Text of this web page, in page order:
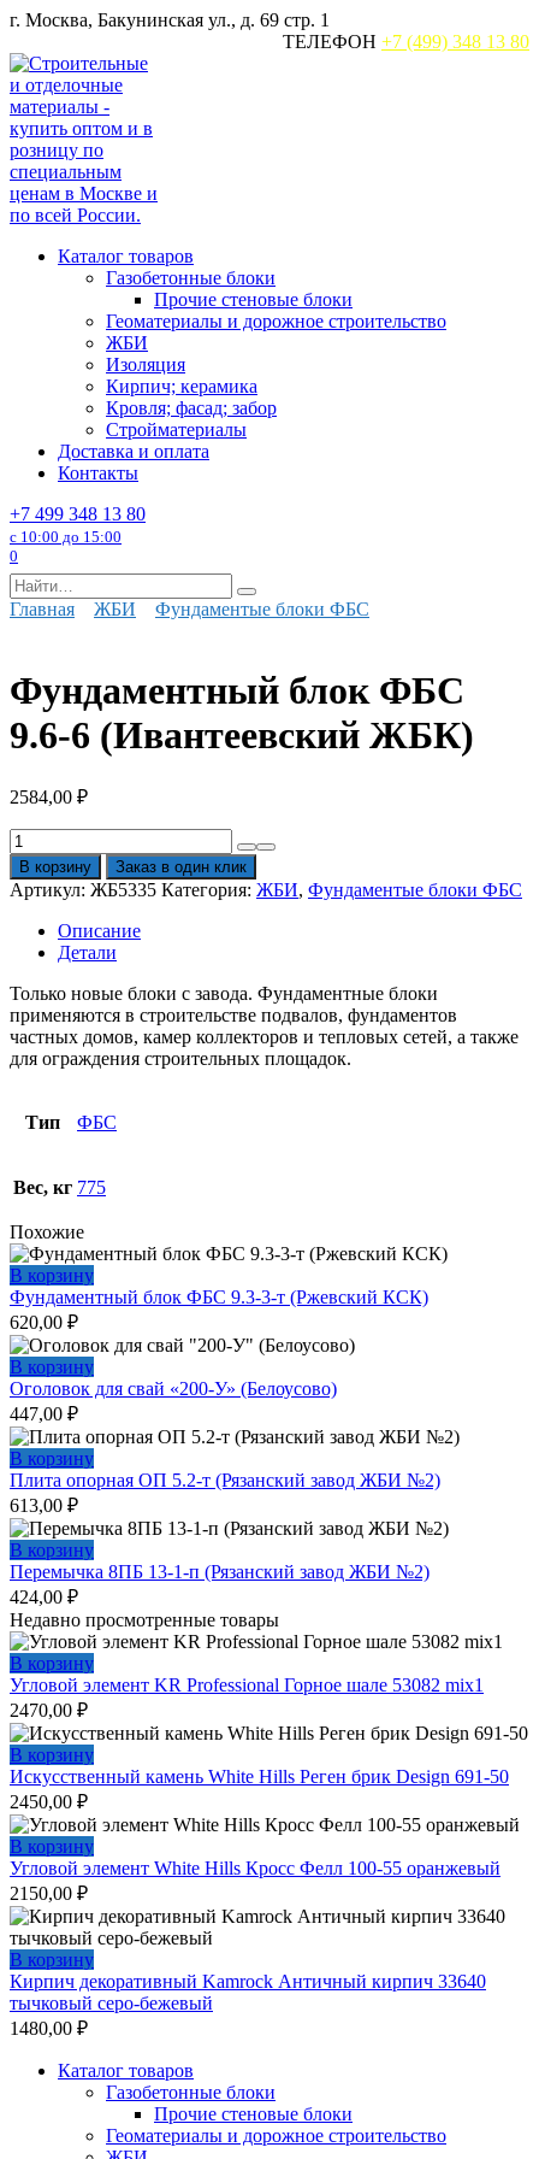
Перейти
содержанию
г. Москва, Бакунинская ул., д. 69 стр. 1
ТЕЛЕФОН +7 (499) 348 13 80
Каталог товаров
Газобетонные блоки
Прочие стеновые блоки
Геоматериалы и дорожное строительство
ЖБИ
Изоляция
Кирпич; керамика
Кровля; фасад; забор
Стройматериалы
Доставка и оплата
Контакты
+7 499 348 13 80
с 10:00 до 15:00
0
Search
for:
Главная ЖБИ Фундаментые блоки ФБС
Фундаментный блок ФБС
9.6-6 (Ивантеевский ЖБК)
2584,00 ₽
Количество
товара
Фундаментный
блок
ФБС
(Ивантеевский
ЖБК)
В корзину Заказ в один клик
Артикул: ЖБ5335 Категория: ЖБИ, Фундаментые блоки ФБС
Описание
Детали
Только новые блоки с завода. Фундаментные блоки
применяются в строительстве подвалов, фундаментов
частных домов, камер коллекторов и тепловых сетей, а также
для ограждения строительных площадок.
Тип ФБС
Вес, кг 775
Похожие
В корзину
Фундаментный блок ФБС 9.3-3-т (Ржевский КСК)
620,00 ₽
В корзину
Оголовок для свай «200-У» (Белоусово)
447,00 ₽
В корзину
Плита опорная ОП 5.2-т (Рязанский завод ЖБИ №2)
613,00 ₽
В корзину
Перемычка 8ПБ 13-1-п (Рязанский завод ЖБИ №2)
424,00 ₽
Недавно просмотренные товары
В корзину
Угловой элемент KR Professional Горное шале 53082 mix1
2470,00 ₽
В корзину
Искусственный камень White Hills Реген брик Design 691-50
2450,00 ₽
В корзину
Угловой элемент White Hills Кросс Фелл 100-55 оранжевый
2150,00 ₽
В корзину
Кирпич декоративный Kamrock Античный кирпич 33640
тычковый серо-бежевый
1480,00 ₽
Каталог товаров
Газобетонные блоки
Прочие стеновые блоки
Геоматериалы и дорожное строительство